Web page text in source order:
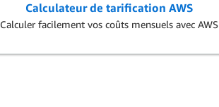
Calculateur de tarification AWS
Calculer facilement vos coûts mensuels avec AWS